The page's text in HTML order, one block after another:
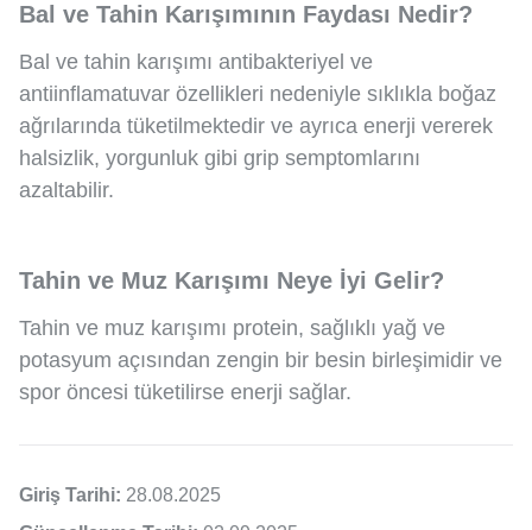
Bal ve Tahin Karışımının Faydası Nedir?
Bal ve tahin karışımı antibakteriyel ve
antiinflamatuvar özellikleri nedeniyle sıklıkla boğaz
ağrılarında tüketilmektedir ve ayrıca enerji vererek
halsizlik, yorgunluk gibi grip semptomlarını
azaltabilir.
Tahin ve Muz Karışımı Neye İyi Gelir?
Tahin ve muz karışımı protein, sağlıklı yağ ve
potasyum açısından zengin bir besin birleşimidir ve
spor öncesi tüketilirse enerji sağlar.
Giriş Tarihi: 28.08.2025